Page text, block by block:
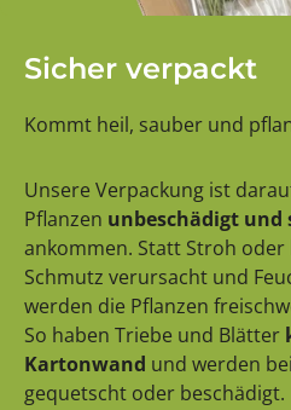
Sicher verpackt
Kommt heil, sauber und
Unsere Verpackung ist
Pflanzen unbeschädigt und
ankommen. Statt Stroh oder
Schmutz verursacht und
werden die Pflanzen
So haben Triebe und Blätter
Kartonwand und werden
gequetscht oder beschädigt.